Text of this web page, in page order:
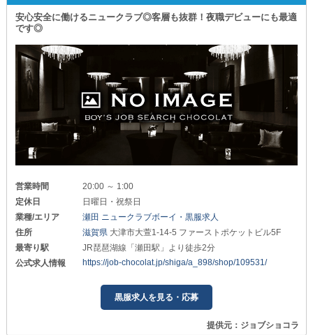
安心安全に働けるニュークラブ◎客層も抜群！夜職デビューにも最適
です◎
営業時間
20:00 ～ 1:00
定休日
日曜日・祝祭日
業種/エリア
瀬田 ニュークラブボーイ・黒服求人
住所
滋賀県 大津市大萱1-14-5 ファーストポケットビル5F
最寄り駅
JR琵琶湖線「瀬田駅」より徒歩2分
公式求人情報
https://job-chocolat.jp/shiga/a_898/shop/109531/
黒服求人を見る・応募
提供元：ジョブショコラ